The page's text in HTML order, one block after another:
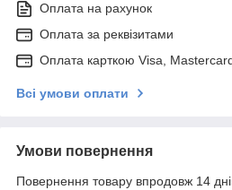
Оплата на рахунок
Оплата за реквізитами
Оплата карткою Visa,
Всі умови оплати
Умови повернення
Повернення товару впродовж 14